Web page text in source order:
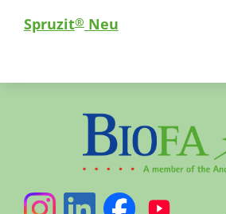
Spruzit®Neu